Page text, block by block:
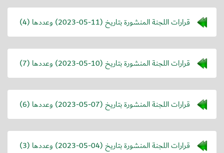
قرارات اللجنة المنشورة بتاريخ (2023-05-11) وعددها (4)
قرارات اللجنة المنشورة بتاريخ (2023-05-10) وعددها (7)
قرارات اللجنة المنشورة بتاريخ (2023-05-07) وعددها (6)
قرارات اللجنة المنشورة بتاريخ (2023-05-04) وعددها (3)